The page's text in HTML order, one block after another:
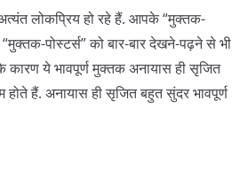
लोकप्रिय हो रहे हैं. आपके “मुक्तक-
पोस्टर्स” को बार-बार देखने-पढ़ने से भी
ये भावपूर्ण मुक्तक अनायास ही सृजित
हैं. अनायास ही सृजित बहुत सुंदर भावपूर्ण